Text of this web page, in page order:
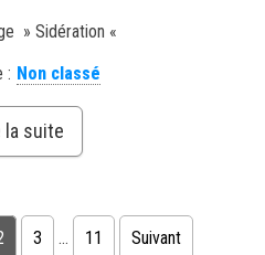
» Sidération «
: Non classé
la suite
publications
3 … 11 Suivant